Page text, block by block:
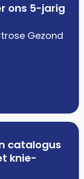
ons 5-jarig
Gezond
catalogus
knie-